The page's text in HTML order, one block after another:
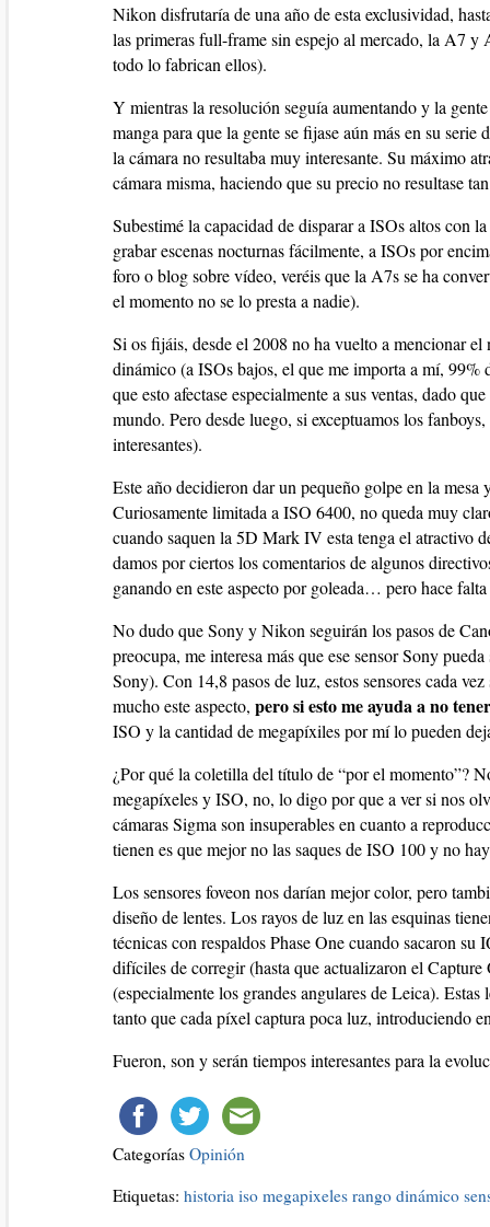
Nikon disfrutaría de una año de esta exclusividad,
las primeras full-frame sin espejo al mercado, la A7
todo lo fabrican ellos).
Y mientras la resolución seguía aumentando y la
manga para que la gente se fijase aún más en su
la cámara no resultaba muy interesante. Su máximo
cámara misma, haciendo que su precio no resultase
Subestimé la capacidad de disparar a ISOs altos con
grabar escenas nocturnas fácilmente, a ISOs por
foro o blog sobre vídeo, veréis que la A7s se ha
el momento no se lo presta a nadie).
Si os fijáis, desde el 2008 no ha vuelto a mencionar
dinámico (a ISOs bajos, el que me importa a mí, 99%
que esto afectase especialmente a sus ventas, dado
mundo. Pero desde luego, si exceptuamos los
interesantes).
Este año decidieron dar un pequeño golpe en la
Curiosamente limitada a ISO 6400, no queda muy
cuando saquen la 5D Mark IV esta tenga el atractivo
damos por ciertos los comentarios de algunos
ganando en este aspecto por goleada… pero hace
No dudo que Sony y Nikon seguirán los pasos de
preocupa, me interesa más que ese sensor Sony
Sony). Con 14,8 pasos de luz, estos sensores cada
mucho este aspecto, pero si esto me ayuda a no
ISO y la cantidad de megapíxiles por mí lo pueden
¿Por qué la coletilla del título de “por el momento”?
megapíxeles y ISO, no, lo digo por que a ver si nos
cámaras Sigma son insuperables en cuanto a
tienen es que mejor no las saques de ISO 100 y no
Los sensores foveon nos darían mejor color, pero
diseño de lentes. Los rayos de luz en las esquinas
técnicas con respaldos Phase One cuando sacaron
difíciles de corregir (hasta que actualizaron el
(especialmente los grandes angulares de Leica).
tanto que cada píxel captura poca luz, introduciendo
Fueron, son y serán tiempos interesantes para la
Categorías Opinión
Etiquetas: historia iso megapixeles rango dinámico